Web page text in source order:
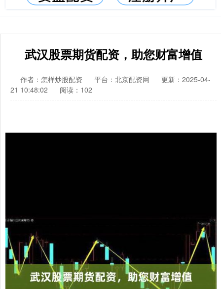
武汉股票期货配资，助您财富增值
作者：怎样炒股配资 平台：北京配资网
更新：2025-04-
21 10:48:02
阅读：102